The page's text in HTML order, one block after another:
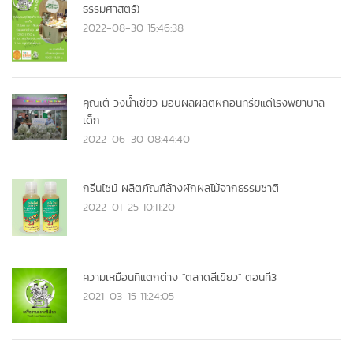
ธรรมศาสตร์)
2022-08-30 15:46:38
คุณเต้ วังน้ำเขียว มอบผลผลิตผักอินทรีย์แด่โรงพยาบาล
เด็ก
2022-06-30 08:44:40
กรีนไซม์ ผลิตภัณฑ์ล้างผักผลไม้จากธรรมชาติ
2022-01-25 10:11:20
ความเหมือนที่แตกต่าง "ตลาดสีเขียว" ตอนที่3
2021-03-15 11:24:05